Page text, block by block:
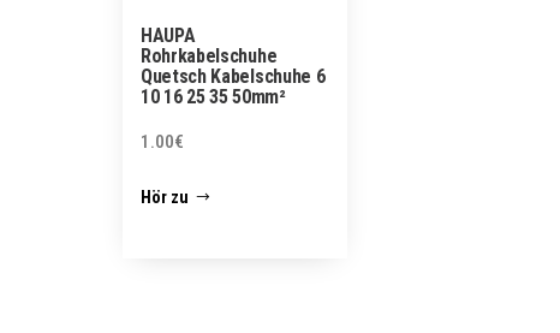
HAUPA
Rohrkabelschuhe
Quetsch Kabelschuhe 6
10 16 25 35 50mm²
1.00€
Hör zu